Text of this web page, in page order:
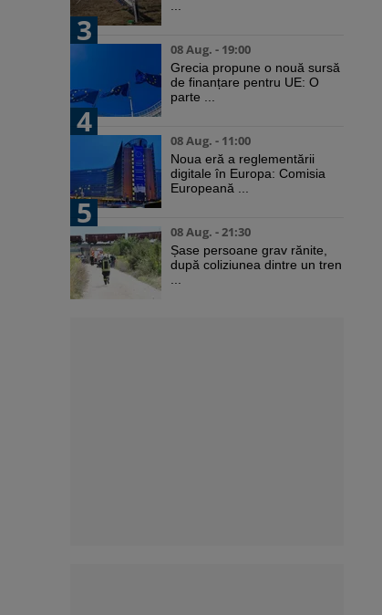
3
08 Aug. - 19:00
Grecia propune o nouă sursă
de finanțare pentru UE: O
parte ...
4
08 Aug. - 11:00
Noua eră a reglementării
digitale în Europa: Comisia
Europeană ...
5
08 Aug. - 21:30
Șase persoane grav rănite,
după coliziunea dintre un tren